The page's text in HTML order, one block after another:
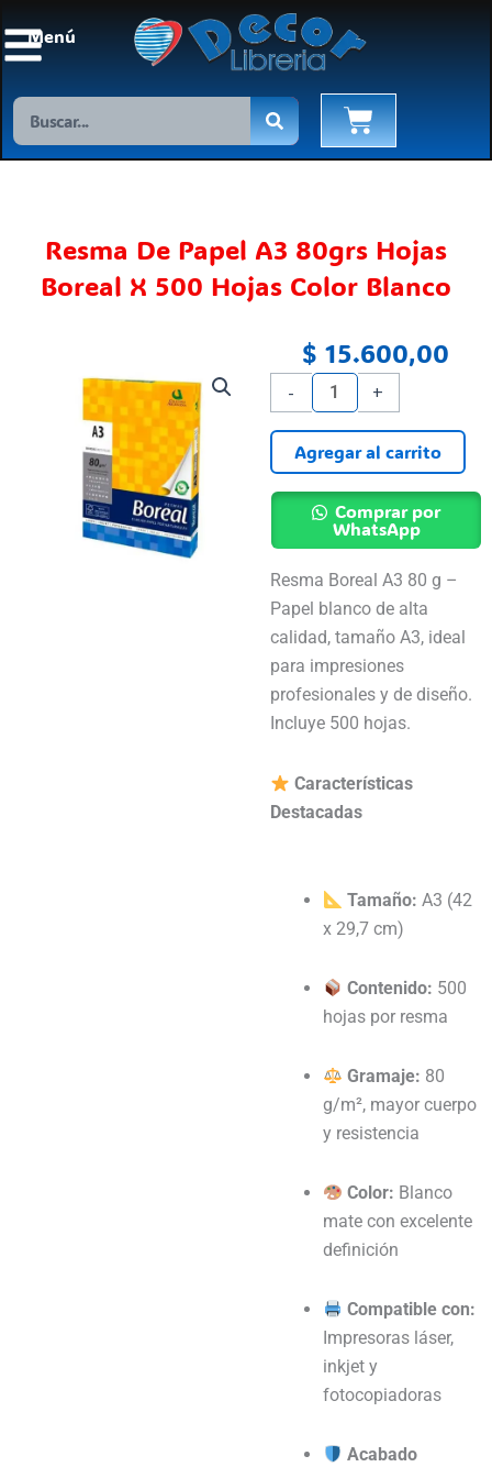
al
Menú
Search Cart
Resma De Papel A3 80grs Hojas
Boreal X 500 Hojas Color Blanco
$ 15.600,00
Resma Boreal A3 80 g –
Papel blanco de alta
calidad, tamaño A3, ideal
para impresiones
profesionales y de diseño.
Incluye 500 hojas.
Características
Destacadas
Tamaño: A3 (42
x 29,7 cm)
Contenido: 500
hojas por resma
Gramaje: 80
g/m², mayor cuerpo
y resistencia
Color: Blanco
mate con excelente
definición
Compatible con:
Impresoras láser,
inkjet y
fotocopiadoras
Acabado
-
Resma
De
Papel
A3
80grs
X
500
Hojas
Color
Blanco
cantidad
+
Agregar al carrito
Comprar por
WhatsApp